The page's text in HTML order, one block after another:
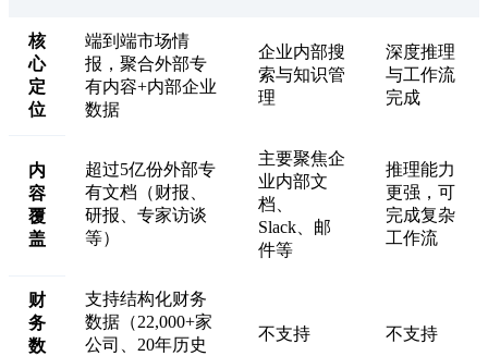
核
心
定
位
端到端市场情
报，聚合外部专
有内容+内部企业
数据
企业内部搜
索与知识管
理
深度推理
与工作流
完成
内
容
覆
盖
超过5亿份外部专
有文档（财报、
研报、专家访谈
等）
主要聚焦企
业内部文
档、
Slack、邮
件等
推理能力
更强，可
完成复杂
工作流
财
务
数
支持结构化财务
数据（22,000+家
公司、20年历史
不支持 不支持